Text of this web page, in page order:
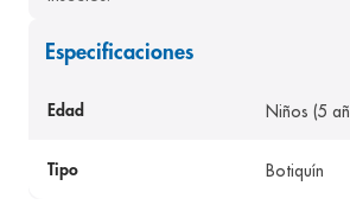
Especificaciones
Edad Niños (5
Tipo Botiquín